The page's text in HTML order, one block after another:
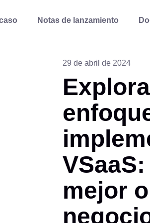
Notas de lanzamiento
29 de abril de 2024
mejor